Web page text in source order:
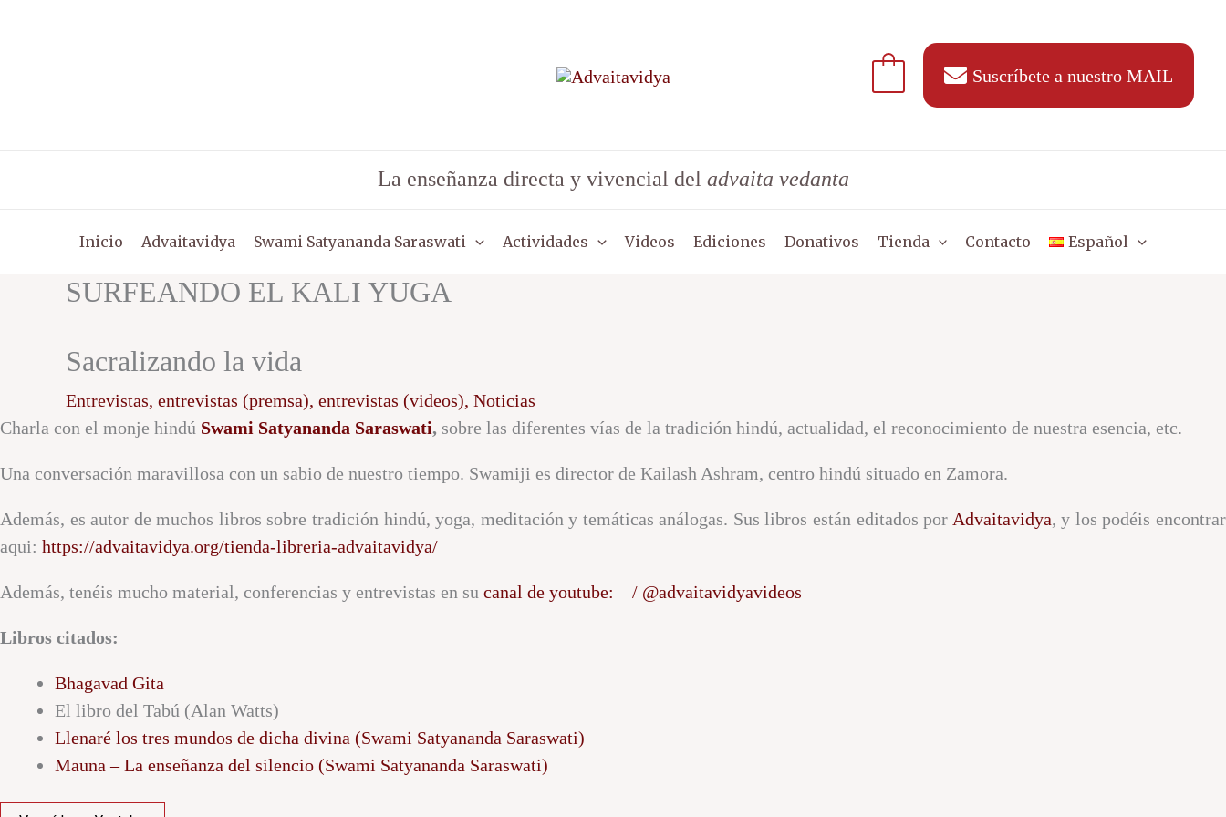
Suscríbete a nuestro MAIL
La enseñanza directa y vivencial del advaita vedanta
Inicio Advaitavidya Swami Satyananda Saraswati Actividades Videos Ediciones Donativos Tienda Contacto Español
SURFEANDO EL KALI YUGA
Sacralizando la vida
Entrevistas, entrevistas (premsa), entrevistas (videos), Noticias
Charla con el monje hindú Swami Satyananda Saraswati, sobre las diferentes vías de la tradición hindú, actualidad, el reconocimiento de nuestra esencia, etc.
Una conversación maravillosa con un sabio de nuestro tiempo. Swamiji es director de Kailash Ashram, centro hindú situado en Zamora.
Además, es autor de muchos libros sobre tradición hindú, yoga, meditación y temáticas análogas. Sus libros están editados por Advaitavidya, y los podéis encontrar
aqui: https://advaitavidya.org/tienda-libreria-advaitavidya/
Además, tenéis mucho material, conferencias y entrevistas en su canal de youtube: / @advaitavidyavideos
Libros citados:
Bhagavad Gita
El libro del Tabú (Alan Watts)
Llenaré los tres mundos de dicha divina (Swami Satyananda Saraswati)
Mauna –La enseñanza del silencio (Swami Satyananda Saraswati)